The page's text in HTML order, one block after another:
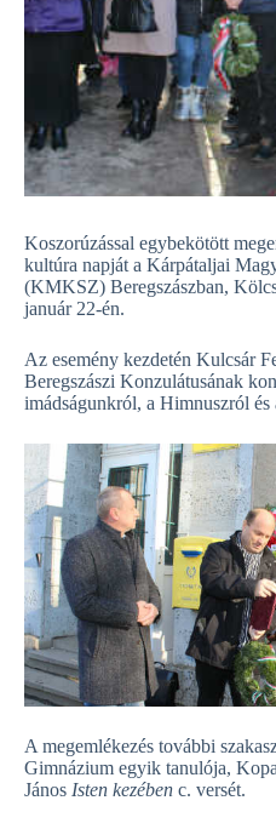
Koszorúzással egybekötött
kultúra napját a Kárpátaljai
(KMKSZ) Beregszászban,
január 22-én.
Az esemény kezdetén Kulcsár
Beregszászi Konzulátusának
imádságunkról, a Himnuszról
A megemlékezés további
Gimnázium egyik tanulója,
János Isten kezében c. versét.